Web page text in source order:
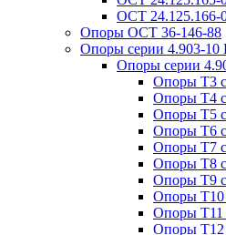
ОСТ 24.125.166-
Опоры ОСТ 36-146-88
Опоры серии 4.903-10
Опоры серии
Опоры Т3
Опоры Т4
Опоры Т5
Опоры Т6
Опоры Т7
Опоры Т8
Опоры Т9
Опоры Т10
Опоры Т11
Опоры Т12